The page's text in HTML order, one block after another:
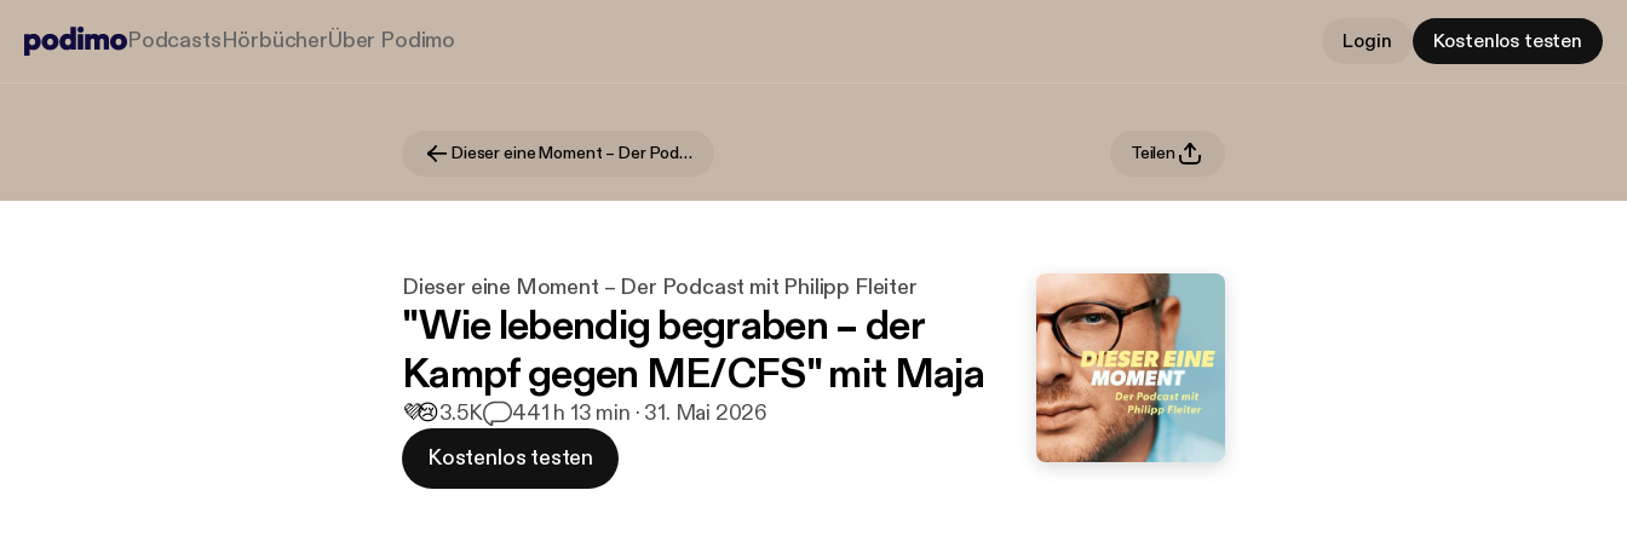
PodcastsHörbücherÜber Podimo Login Kostenlos testen
Dieser eine Moment – Der Podcast mit Philipp Fleiter Teilen
Dieser eine Moment – Der Podcast mit Philipp Fleiter
"Wie lebendig begraben – der
Kampf gegen ME/CFS" mit Maja
💜😢3.5K 441 h 13 min · 31. Mai 2026
Kostenlos testen